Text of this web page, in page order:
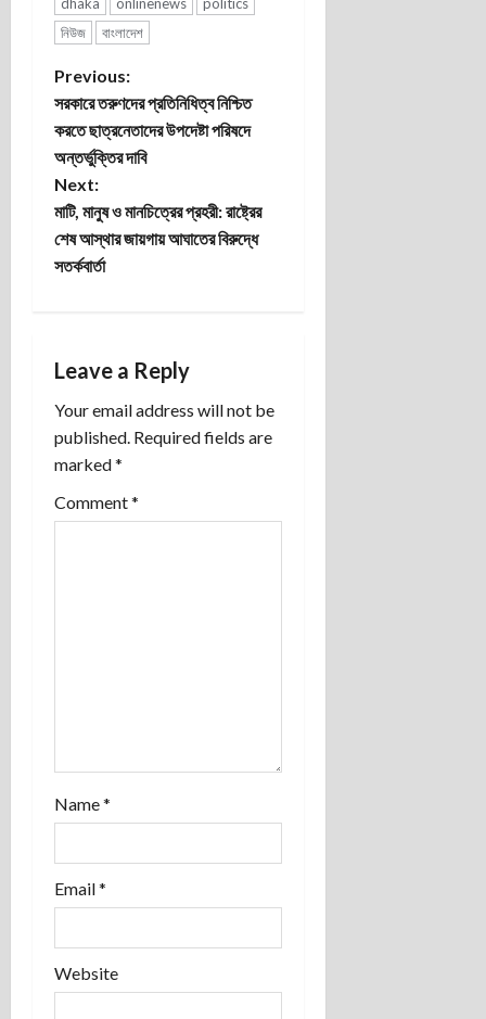
নিউজ
বাংলাদেশ
P
o
s
t
n
v
i
g
a
Previous:
সরকারে তরুণদের প্রতিনিধিত্ব নিশ্চিত
করতে ছাত্রনেতাদের উপদেষ্টা পরিষদে
অন্তর্ভুক্তির দাবি
Next:
মাটি, মানুষ ও মানচিত্রের প্রহরী: রাষ্ট্রের
শেষ আস্থার জায়গায় আঘাতের বিরুদ্ধে
সতর্কবার্তা
Leave a Reply
Your email address will not be
published. Required fields are
marked*
Comment*
Name*
Email*
Website